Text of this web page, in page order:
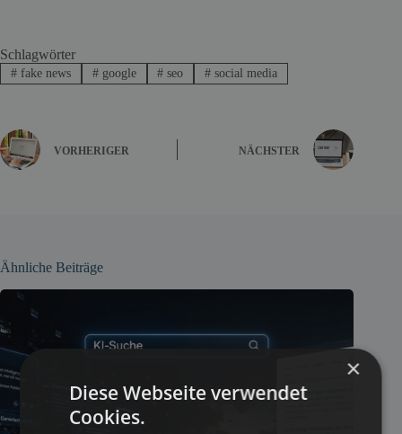
Schlagwörter
#fake news #google # seo # social media
VORHERIGER NÄCHSTER
Ähnliche Beiträge
×
Diese Webseite verwendet
Cookies.